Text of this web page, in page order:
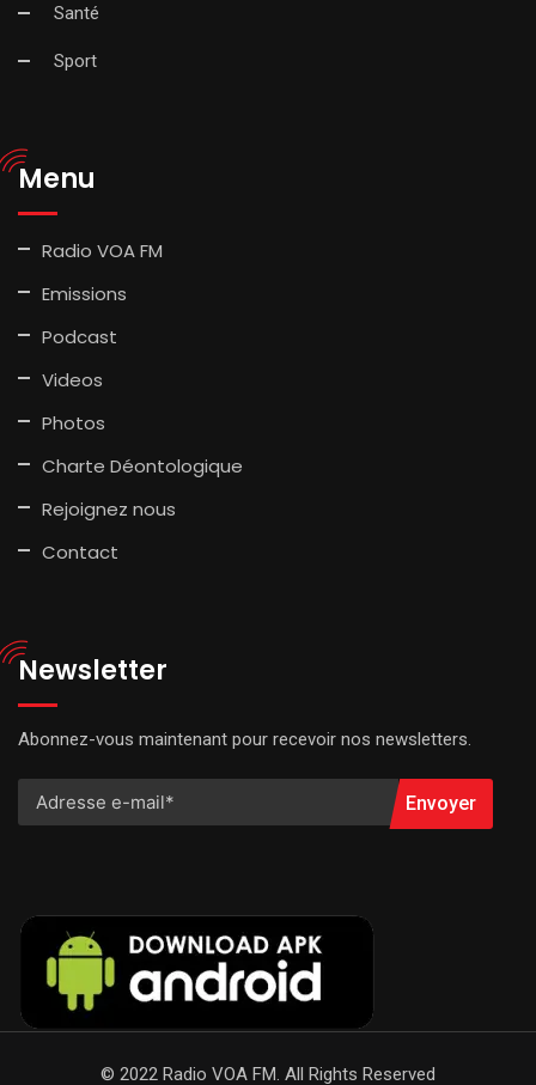
Santé
Sport
Menu
Radio VOA FM
Emissions
Podcast
Videos
Photos
Charte Déontologique
Rejoignez nous
Contact
Newsletter
Abonnez-vous maintenant pour recevoir nos newsletters.
Envoyer
© 2022 Radio VOA FM. All Rights Reserved